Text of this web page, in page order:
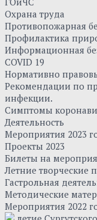
Охрана труда
Противопожарная
Профилактика
Информационная
COVID 19
Нормативно
Рекомендации по
инфекции.
Симптомы
Деятельность
Мероприятия 2023
Проекты 2023
Билеты на
Летние творческие
Гастрольная
Методические
Мероприятия 2022